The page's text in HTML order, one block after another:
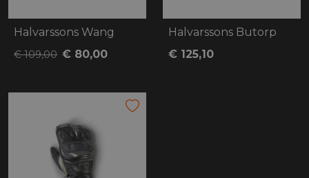
Halvarssons Wang
€ 109,00 € 80,00
Halvarssons Butorp
€ 125,10